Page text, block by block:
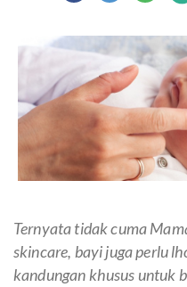
Ternyata tidak cuma
skincare, bayi juga perlu
kandungan khusus untuk